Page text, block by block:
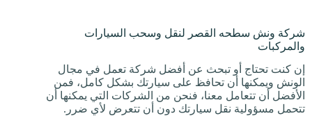
شركة ونش سطحه القصر لنقل وسحب السيارات
والمركبات
إن كنت تحتاج أو تبحث عن أفضل شركة تعمل في مجال
الونش ويمكنها أن تحافظ على سيارتك بشكل كامل، فمن
الأفضل أن تتعامل معنا، فنحن من الشركات التي يمكنها أن
تتحمل مسؤولية نقل سيارتك دون أن تتعرض لأي ضرر.